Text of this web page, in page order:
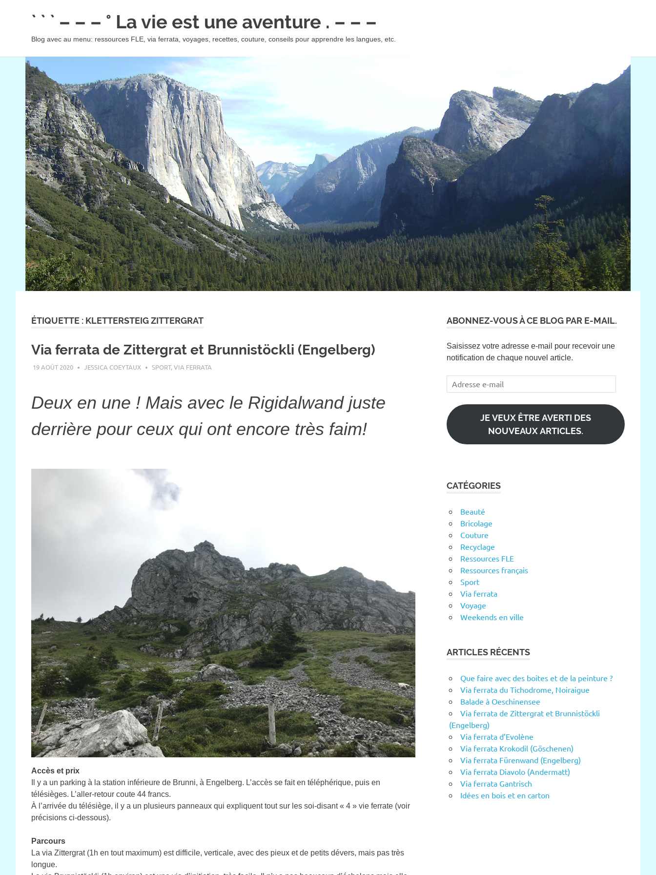
` ` ` – – – ° La vie est une aventure . – – –
Blog avec au menu: ressources FLE, via ferrata, voyages, recettes, couture, conseils pour apprendre les langues, etc.
ÉTIQUETTE : KLETTERSTEIG ZITTERGRAT
Via ferrata de Zittergrat et Brunnistöckli (Engelberg)
19 AOÛT 2020 JESSICA COEYTAUX SPORT,VIA FERRATA
Deux en une ! Mais avec le Rigidalwand juste
derrière pour ceux qui ont encore très faim!
Accès et prix
Il y a un parking à la station inférieure de Brunni, à Engelberg. L’accès se fait en téléphérique, puis en
télésièges. L’aller-retour coute 44 francs.
À l’arrivée du télésiège, il y a un plusieurs panneaux qui expliquent tout sur les soi-disant « 4 » vie ferrate (voir
précisions ci-dessous).
Parcours
La via Zittergrat (1h en tout maximum) est difficile, verticale, avec des pieux et de petits dévers, mais pas très
longue.
ABONNEZ-VOUS À CE BLOG PAR E-MAIL.
Saisissez votre adresse e-mail pour recevoir une
notification de chaque nouvel article.
Adresse
e-
mail
JE VEUX ÊTRE AVERTI DES
NOUVEAUX ARTICLES.
CATÉGORIES
Beauté
Bricolage
Couture
Recyclage
Ressources FLE
Ressources français
Sport
Via ferrata
Voyage
Weekends en ville
ARTICLES RÉCENTS
Que faire avec des boites et de la peinture ?
Via ferrata du Tichodrome, Noiraigue
Balade à Oeschinensee
Via ferrata de Zittergrat et Brunnistöckli
(Engelberg)
Via ferrata d’Evolène
Via ferrata Krokodil (Göschenen)
Via ferrata Fürenwand (Engelberg)
Via ferrata Diavolo (Andermatt)
Via ferrata Gantrisch
Idées en bois et en carton